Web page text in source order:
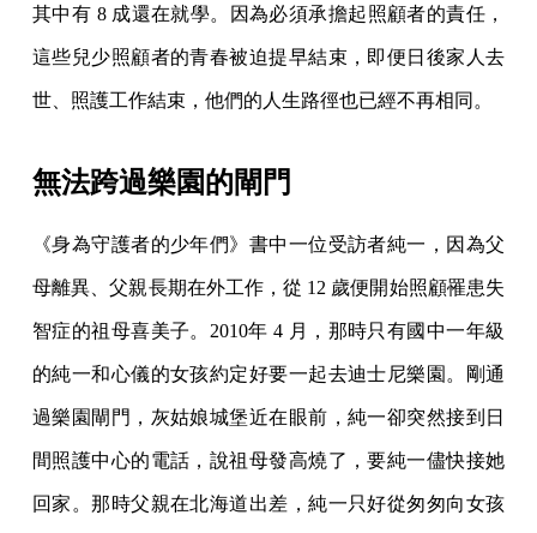
其中有 8 成還在就學。因為必須承擔起照顧者的責任，
這些兒少照顧者的青春被迫提早結束，即便日後家人去
世、照護工作結束，他們的人生路徑也已經不再相同。
無法跨過樂園的閘門
《身為守護者的少年們》書中一位受訪者純一，因為父
母離異、父親長期在外工作，從 12 歲便開始照顧罹患失
智症的祖母喜美子。2010年 4 月，那時只有國中一年級
的純一和心儀的女孩約定好要一起去迪士尼樂園。剛通
過樂園閘門，灰姑娘城堡近在眼前，純一卻突然接到日
間照護中心的電話，說祖母發高燒了，要純一儘快接她
回家。那時父親在北海道出差，純一只好從匆匆向女孩